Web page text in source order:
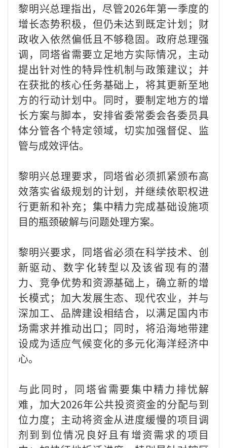
黎明兴总理指出，尽管2026年第一季度的
增长态势积极，但仍未达到既定计划；财
政收入依然偏低且不够稳固。政府总理强
调，同塔省需要立足地方实际情况，主动
提出针对性的特异性机制与政策建议；并
在获批的核心任务基础上，将其更新至地
方的行动计划中。同时，要制定地方的增
长方案与脚本，安排省委常委会各委员具
体分管各个特定领域，切实加强督促、监
管与成效评估。
黎明兴总理要求，同塔省必须抓紧颁布高
效落实省级规划的计划，并继续依职权进
行更新和补充；集中精力完成基础设施项
目的瓶颈破解与问题处理方案。
黎明兴要求，同塔省必须在科学技术、创
新驱动、数字化转型以及该省现有的潜
力、竞争优势和资源基础上，确立新的增
长模式；加大发展生态、现代农业，并与
深加工、品牌建设相结合，以满足国内市
场需求并推动出口；同时，将沿海地带建
设成为适应气候变化的多元化海洋经济中
心。
与此同时，同塔省需要集中精力排忧解
难，加大2026年公共投资资金的分配与到
位力度；主动将资金从进度缓慢的项目调
剂到到位情况良好且有增资需求的项目